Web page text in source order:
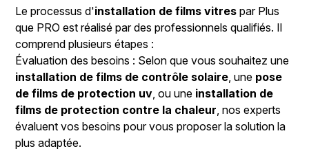
Le processus d'installation de films vitres par Plus
que PRO est réalisé par des professionnels qualifiés. Il
comprend plusieurs étapes :
Évaluation des besoins : Selon que vous souhaitez une
installation de films de contrôle solaire, une pose
de films de protection uv, ou une installation de
films de protection contre la chaleur, nos experts
évaluent vos besoins pour vous proposer la solution la
plus adaptée.